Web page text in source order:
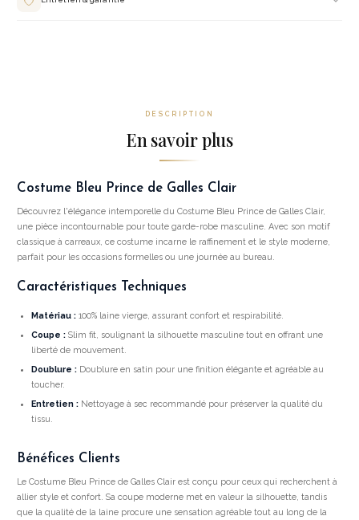
DESCRIPTION
En savoir plus
Costume Bleu Prince de Galles Clair
Découvrez l'élégance intemporelle du Costume Bleu Prince de Galles Clair,
une pièce incontournable pour toute garde-robe masculine. Avec son motif
classique à carreaux, ce costume incarne le raffinement et le style moderne,
parfait pour les occasions formelles ou une journée au bureau.
Caractéristiques Techniques
Matériau : 100% laine vierge, assurant confort et respirabilité.
Coupe : Slim fit, soulignant la silhouette masculine tout en offrant une
liberté de mouvement.
Doublure : Doublure en satin pour une finition élégante et agréable au
toucher.
Entretien : Nettoyage à sec recommandé pour préserver la qualité du
tissu.
Bénéfices Clients
Le Costume Bleu Prince de Galles Clair est conçu pour ceux qui recherchent à
allier style et confort. Sa coupe moderne met en valeur la silhouette, tandis
que la qualité de la laine procure une sensation agréable tout au long de la